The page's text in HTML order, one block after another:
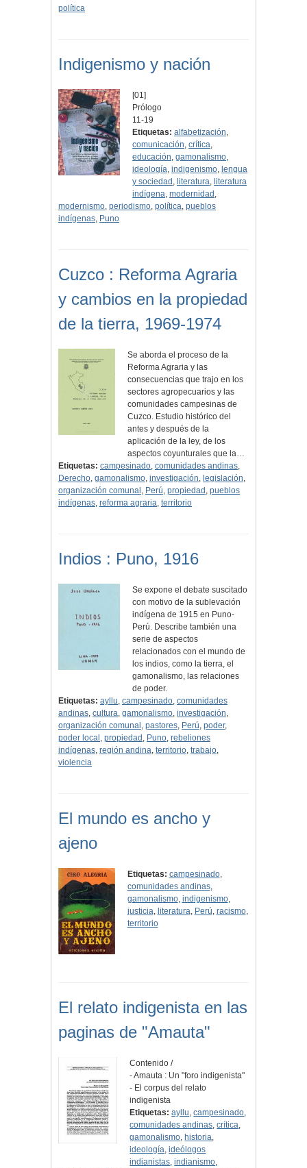
política
Indigenismo y nación
[01]
Prólogo
11-19
Etiquetas: alfabetización,
comunicación,crítica,
educación,gamonalismo,
ideología,indigenismo, lengua
y sociedad , literatura, literatura
indígena,modernidad ,
modernismo, periodismo, política, pueblos
indígenas, Puno
Cuzco : Reforma Agraria
y cambios en la propiedad
de la tierra, 1969-1974
Se aborda el proceso de la
Reforma Agraria y las
consecuencias que trajo en los
sectores agropecuarios y las
comunidades campesinas de
Cuzco. Estudio histórico del
antes y después de la
aplicación de la ley, de los
aspectos coyunturales que la…
Etiquetas: campesinado, comunidades andinas,
Derecho, gamonalismo, investigación, legislación,
organización comunal , Perú, propiedad , pueblos
indígenas, reforma agraria, territorio
Indios : Puno, 1916
Se expone el debate suscitado
con motivo de la sublevación
indígena de 1915 en Puno-
Perú. Describe también una
serie de aspectos
relacionados con el mundo de
los indios, como la tierra, el
gamonalismo, las relaciones
de poder.
Etiquetas: ayllu, campesinado, comunidades
andinas, cultura, gamonalismo, investigación,
organización comunal , pastores, Perú, poder,
poder local , propiedad , Puno, rebeliones
indígenas, región andina, territorio, trabajo,
violencia
El mundo es ancho y
ajeno
Etiquetas: campesinado,
comunidades andinas,
gamonalismo, indigenismo,
justicia, literatura, Perú, racismo,
territorio
El relato indigenista en las
paginas de "Amauta"
Contenido /
- Amauta : Un "foro indigenista"
- El corpus del relato
indigenista
Etiquetas: ayllu,campesinado,
comunidades andinas,crítica,
gamonalismo, historia,
ideología,ideólogos
indianistas,indianismo,